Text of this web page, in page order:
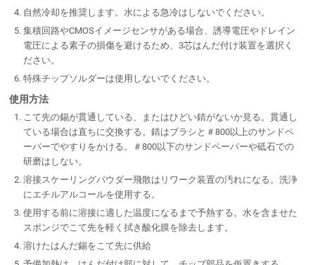
自然冷却を推奨します。水による急冷はしないでください。
集積回路やCMOSイメージセンサがある場合、誘導電圧やドレイン
電圧による素子の損傷を避けるため、3芯はんだ付け装置を選択く
ださい。
特殊チップソルダーは使用しないでください。
使用方法
こて先の錫が貫通している、またはひどい錆がないか見る。貫通し
ている場合は直ちに交換する。錆はブラシと＃800以上のサンドペ
ーパーでやすりをかける。＃800以下のサンドペーパーや砥石での
研磨はしない。
溶接スケーリングパウダー飛散はリワーク装置の汚れになる。洗浄
にエチルアルコールを使用する。
使用する前に溶接に適した温度になるまで予熱する。水を含ませた
スポンジでこて先を軽く拭き酸化膜を除去します。
溶けたはんだ錫をこて先に供給